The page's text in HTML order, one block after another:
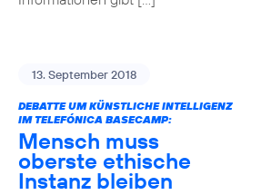
13. September 2018
DEBATTE UM KÜNSTLICHE INTELLIGENZ
IM TELEFÓNICA BASECAMP:
Mensch muss
oberste ethische
Instanz bleiben